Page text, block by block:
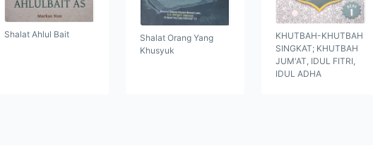
Shalat Ahlul Bait
Shalat Orang Yang
Khusyuk
KHUTBAH-KHUTBAH
SINGKAT; KHUTBAH
JUM'AT, IDUL FITRI,
IDUL ADHA